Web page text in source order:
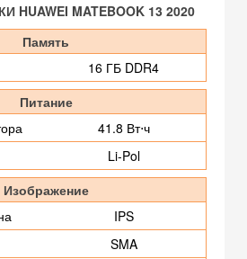
HUAWEI MATEBOOK 13 2020
Память
16 ГБ DDR4
Питание
41.8 Вт⋅ч
Li-Pol
Изображение
IPS
SMA